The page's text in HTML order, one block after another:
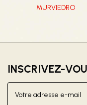
MURVIEDRO
INSCRIVEZ-